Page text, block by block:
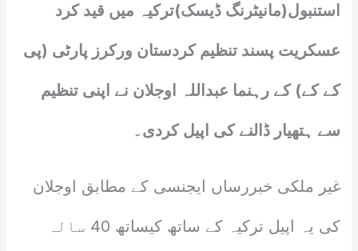
استنبول(مانیٹرنگ ڈیسک)ترکیہ میں قید کرد
عسکریت پسند تنظیم کردستان ورکرز پارٹی (پی
کے کے) کے رہنما عبداللہ اوجلان نے اپنی تنظیم
سے ہتھیار ڈالنے کی اپیل کردی۔
غیر ملکی خبررساں ایجنسی کے مطابق اوجلان
کی یہ اپیل ترکیہ کے ساتھ کیساتھ 40 سالہ